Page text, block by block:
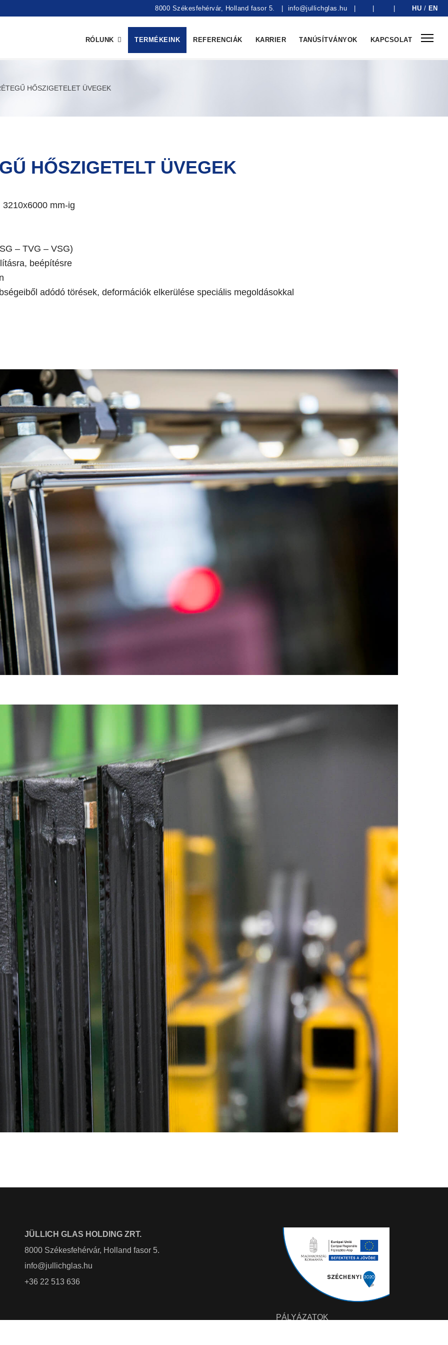
8000 Székesfehérvár, Holland fasor 5. info@jullichglas.hu HU / EN
RÓLUNK TERMÉKEINK REFERENCIÁK KARRIER TANÚSÍTVÁNYOK KAPCSOLAT
HŐSZIGETELET ÜVEGEK
HŐSZIGETELT ÜVEGEK
mm-ig
– TVG – VSG)
beépítésre
adódó törések, deformációk elkerülése speciális megoldásokkal
JÜLLICH GLAS HOLDING ZRT.
8000 Székesfehérvár, Holland fasor 5.
info@jullichglas.hu
+36 22 513 636
PÁLYÁZATOK